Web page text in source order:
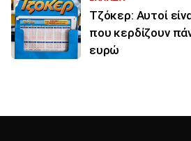
Τζόκερ: Αυτοί
που κερδίζουν
ευρώ